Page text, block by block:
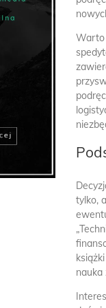
Warto
tylko,
„